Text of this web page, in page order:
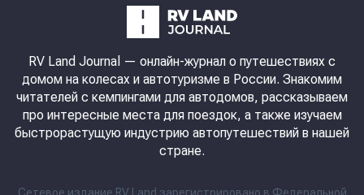
RV Land Journal — онлайн-журнал о путешествиях с
домом на колесах и автотуризме в России. Знакомим
читателей с кемпингами для автодомов, рассказываем
про интересные места для поездок, а также изучаем
быстрорастущую индустрию автопутешествий в нашей
стране.